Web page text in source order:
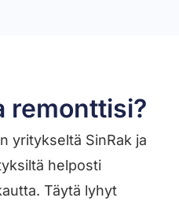
remonttisi?
yritykseltä SinRak ja
helposti
Täytä lyhyt